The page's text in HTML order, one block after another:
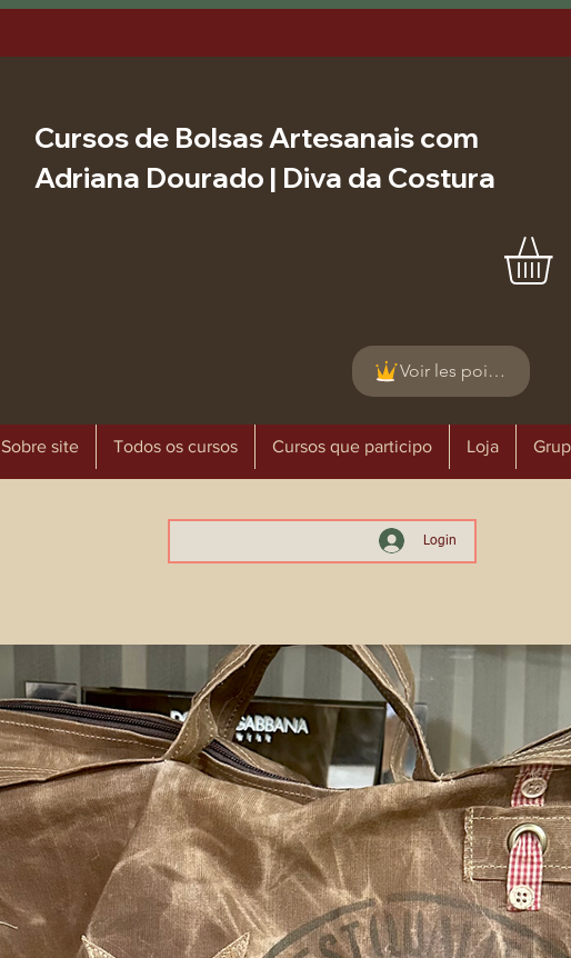
Cursos de Bolsas Artesanais com
Adriana Dourado | Diva da Costura
Voir les points
Sobre site Todos os cursos Cursos que participo Loja
Login